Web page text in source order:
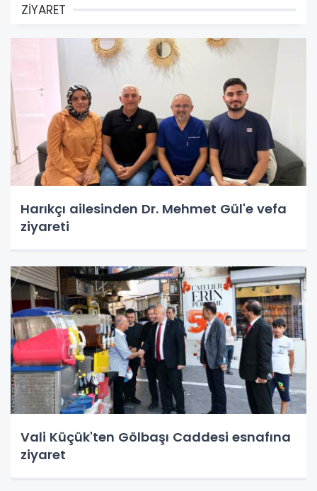
ZİYARET
Harıkçı ailesinden Dr. Mehmet Gül'e vefa
ziyareti
Vali Küçük'ten Gölbaşı Caddesi esnafına
ziyaret